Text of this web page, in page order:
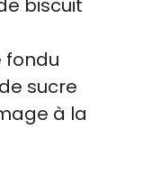
biscuit
fondu
sucre
à la